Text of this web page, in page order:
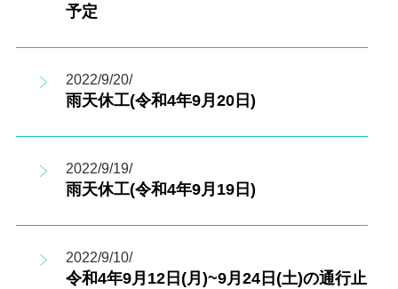
予定
2022/9/20/
雨天休工(令和4年9月20日)
2022/9/19/
雨天休工(令和4年9月19日)
2022/9/10/
令和4年9月12日(月)~9月24日(土)の通行止